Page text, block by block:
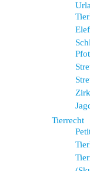
Tierrecht